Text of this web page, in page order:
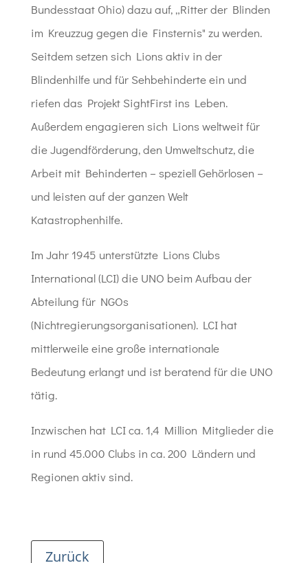
Bundesstaat Ohio) dazu auf, „Ritter der Blinden
im Kreuzzug gegen die Finsternis" zu werden.
Seitdem setzen sich Lions aktiv in der
Blindenhilfe und für Sehbehinderte ein und
riefen das Projekt SightFirst ins Leben.
Außerdem engagieren sich Lions weltweit für
die Jugendförderung, den Umweltschutz, die
Arbeit mit Behinderten – speziell Gehörlosen –
und leisten auf der ganzen Welt
Katastrophenhilfe.
Im Jahr 1945 unterstützte Lions Clubs
International (LCI) die UNO beim Aufbau der
Abteilung für NGOs
(Nichtregierungsorganisationen). LCI hat
mittlerweile eine große internationale
Bedeutung erlangt und ist beratend für die UNO
tätig.
Inzwischen hat LCI ca. 1,4 Million Mitglieder die
in rund 45.000 Clubs in ca. 200 Ländern und
Regionen aktiv sind.
Zurück